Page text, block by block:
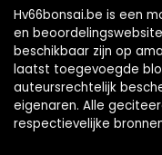
Hv66bonsai.be is een
en
beschikbaar zijn op
laatst toegevoegde
auteursrechtelijk
eigenaren. Alle
respectievelijke